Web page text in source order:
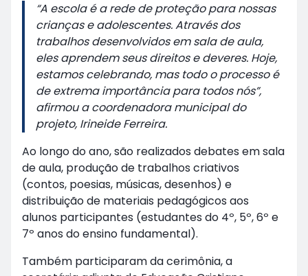
“A escola é a rede de proteção para nossas
crianças e adolescentes. Através dos
trabalhos desenvolvidos em sala de aula,
eles aprendem seus direitos e deveres. Hoje,
estamos celebrando, mas todo o processo é
de extrema importância para todos nós”,
afirmou a coordenadora municipal do
projeto, Irineide Ferreira.
Ao longo do ano, são realizados debates em sala
de aula, produção de trabalhos criativos
(contos, poesias, músicas, desenhos) e
distribuição de materiais pedagógicos aos
alunos participantes (estudantes do 4º, 5º, 6º e
7º anos do ensino fundamental).
Também participaram da cerimônia, a